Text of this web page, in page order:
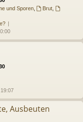
und Sporen, Brut
Ausbeuten